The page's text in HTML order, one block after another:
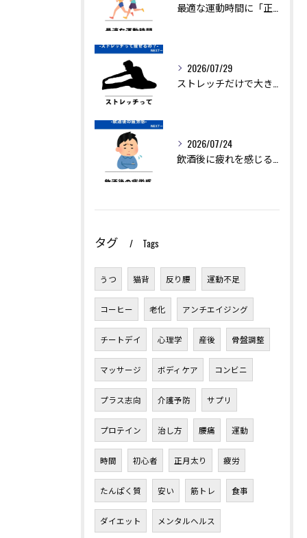
2026/07/29
2026/07/24
タグ Tags
うつ 猫背 反り腰 運動不足
コーヒー 老化 アンチエイジング
チートデイ 心理学 産後 骨盤調整
マッサージ ボディケア コンビニ
プラス志向 介護予防 サプリ
プロテイン 治し方 腰痛 運動
時間 初心者 正月太り 疲労
たんぱく質 安い 筋トレ 食事
ダイエット メンタルヘルス